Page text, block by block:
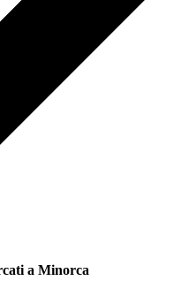
a Minorca